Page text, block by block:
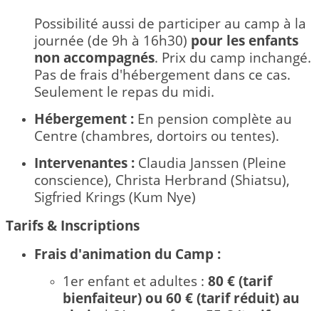
Possibilité aussi de participer au camp à la
journée (de 9h à 16h30) pour les enfants
non accompagnés. Prix du camp inchangé.
Pas de frais d'hébergement dans ce cas.
Seulement le repas du midi.
Hébergement : En pension complète au
Centre (chambres, dortoirs ou tentes).
Intervenantes : Claudia Janssen (Pleine
conscience), Christa Herbrand (Shiatsu),
Sigfried Krings (Kum Nye)
Tarifs & Inscriptions
Frais d'animation du Camp :
1er enfant et adultes : 80 € (tarif
bienfaiteur) ou 60 € (tarif réduit) au